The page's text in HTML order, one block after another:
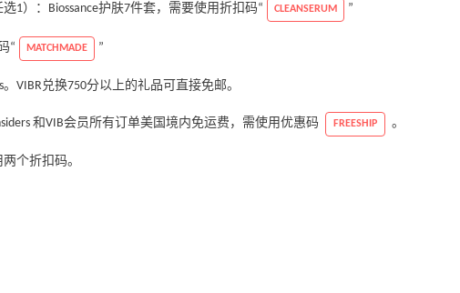
1）：Biossance护肤7件套，需要使用折扣码“ CLEANSERUM ”
“ MATCHMADE ”
VIBR兑换750分以上的礼品可直接免邮。
和VIB会员所有订单美国境内免运费，需使用优惠码 FREESHIP 。
个折扣码。
麂皮运动鞋
低至5折+免
更新
9天9小时
Mytheresa：折扣区时尚上新热卖 关注
Macy's：Lancome 兰蔻美妆大促低至5折
满赠三重好礼